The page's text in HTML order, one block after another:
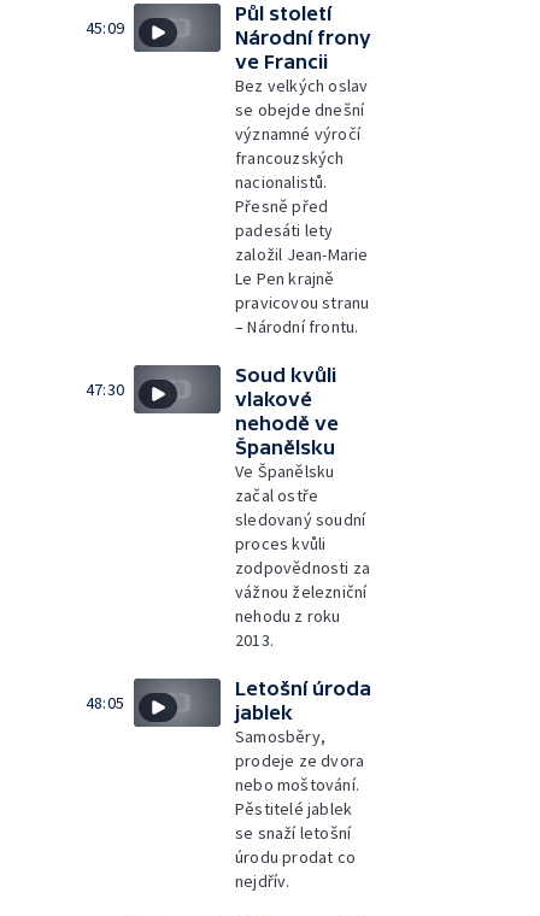
45:09
Půl století
Národní frony
ve Francii
Bez velkých oslav
se obejde dnešní
významné výročí
francouzských
nacionalistů.
Přesně před
padesáti lety
založil Jean-Marie
Le Pen krajně
pravicovou stranu
– Národní frontu.
47:30
Soud kvůli
vlakové
nehodě ve
Španělsku
Ve Španělsku
začal ostře
sledovaný soudní
proces kvůli
zodpovědnosti za
vážnou železniční
nehodu z roku
2013.
48:05
Letošní úroda
jablek
Samosběry,
prodeje ze dvora
nebo moštování.
Pěstitelé jablek
se snaží letošní
úrodu prodat co
nejdřív.